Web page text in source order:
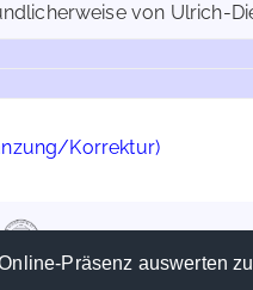
Präsenz auswerten
von Ulrich-
Korrektur)